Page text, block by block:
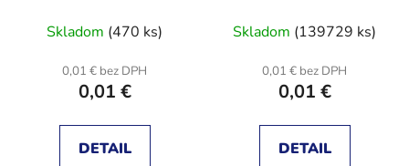
Skladom (470 ks)
0,01 € bez DPH
0,01 €
DETAIL
Skladom (139729 ks)
0,01 € bez DPH
0,01 €
DETAIL